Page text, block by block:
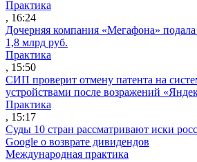
Практика
, 16:24
Дочерняя компания «Мегафона»
1,8 млрд руб.
Практика
, 15:50
СИП проверит отмену патента на
устройствами после возражений
Практика
, 15:17
Суды 10 стран рассматривают иски
Google о возврате дивидендов
Международная практика